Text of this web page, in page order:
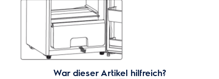
War dieser Artikel hilfreich?